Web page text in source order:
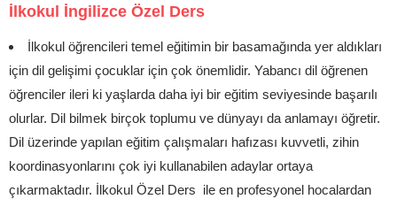
İlkokul İngilizce Özel Ders
İlkokul öğrencileri temel eğitimin bir basamağında yer aldıkları
için dil gelişimi çocuklar için çok önemlidir. Yabancı dil öğrenen
öğrenciler ileri ki yaşlarda daha iyi bir eğitim seviyesinde başarılı
olurlar. Dil bilmek birçok toplumu ve dünyayı da anlamayı öğretir.
Dil üzerinde yapılan eğitim çalışmaları hafızası kuvvetli, zihin
koordinasyonlarını çok iyi kullanabilen adaylar ortaya
çıkarmaktadır. İlkokul Özel Ders ile en profesyonel hocalardan